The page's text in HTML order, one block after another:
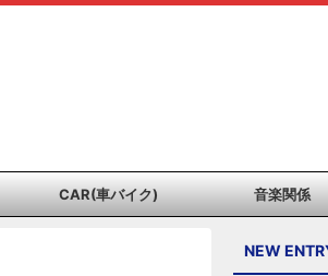
CAR(車バイク) 音楽関係
NEW